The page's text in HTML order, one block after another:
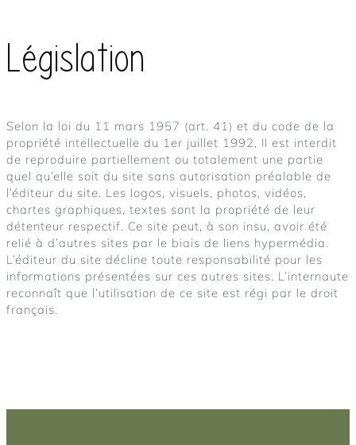
Législation
Selon la loi du 11 mars 1957 (art. 41) et du code de la
propriété intellectuelle du 1er juillet 1992, Il est interdit
de reproduire partiellement ou totalement une partie
quel qu’elle soit du site sans autorisation préalable de
l’éditeur du site. Les logos, visuels, photos, vidéos,
chartes graphiques, textes sont la propriété de leur
détenteur respectif. Ce site peut, à son insu, avoir été
relié à d’autres sites par le biais de liens hypermédia.
L’éditeur du site décline toute responsabilité pour les
informations présentées sur ces autres sites. L’internaute
reconnaît que l’utilisation de ce site est régi par le droit
français.